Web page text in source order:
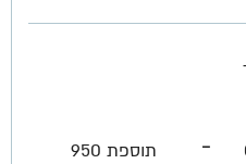
-
תוספת 950